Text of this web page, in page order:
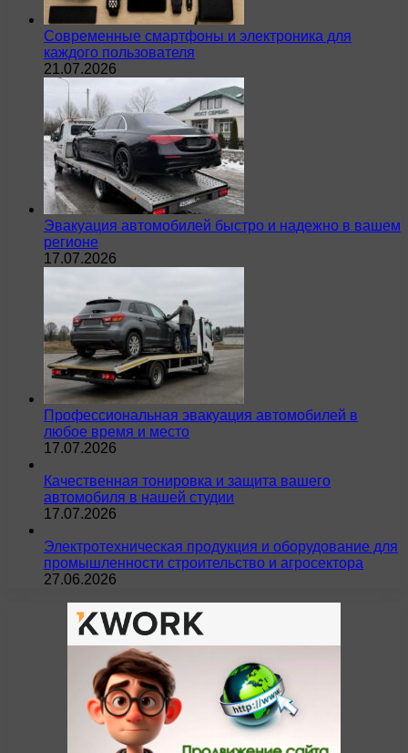
Современные смартфоны и электроника для
каждого пользователя
21.07.2026
Эвакуация автомобилей быстро и надежно в вашем
регионе
17.07.2026
Профессиональная эвакуация автомобилей в
любое время и место
17.07.2026
Качественная тонировка и защита вашего
автомобиля в нашей студии
17.07.2026
Электротехническая продукция и оборудование для
промышленности строительство и агросектора
27.06.2026